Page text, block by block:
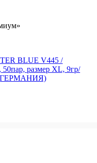
BLUE V445 /
размер XL, 9гр/
(ГЕРМАНИЯ)